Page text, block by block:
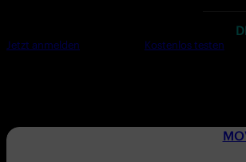
Jetzt anmelden Kostenlos testen